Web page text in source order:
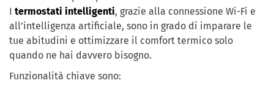
I termostati intelligenti, grazie alla connessione Wi-Fi e
all’intelligenza artificiale, sono in grado di imparare le
tue abitudini e ottimizzare il comfort termico solo
quando ne hai davvero bisogno.
Funzionalità chiave sono: